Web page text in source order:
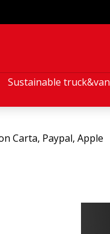
Sustainable truck&van
Carta, Paypal, Apple